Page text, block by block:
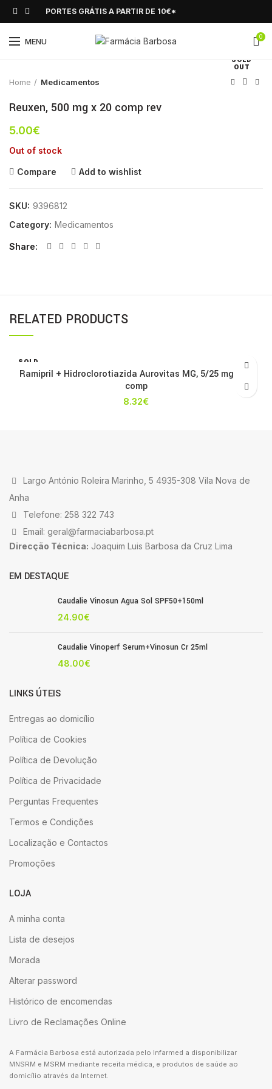
PORTES GRÁTIS A PARTIR DE 10€*
MENU 0
SOLD
OUT
Click to enlarge
Home Medicamentos
Reuxen, 500 mg x 20 comp rev
5.00€
Out of stock
Compare Add to wishlist
SKU: 9396812
Category: Medicamentos
Share
RELATED PRODUCTS
SOLD
OUT
Ramipril + Hidroclorotiazida Aurovitas MG, 5/25 mg x 56
comp
8.32€
Largo António Roleira Marinho, 5 4935-308 Vila Nova de
Anha
Telefone: 258 322 743
Email: geral@farmaciabarbosa.pt
Direcção Técnica: Joaquim Luis Barbosa da Cruz Lima
EM DESTAQUE
Caudalie Vinosun Agua Sol SPF50+150ml
24.90€
Caudalie Vinoperf Serum+Vinosun Cr 25ml
48.00€
LINKS ÚTEIS
Entregas ao domicílio
Política de Cookies
Política de Devolução
Política de Privacidade
Perguntas Frequentes
Termos e Condições
Localização e Contactos
Promoções
LOJA
A minha conta
Lista de desejos
Morada
Alterar password
Histórico de encomendas
Livro de Reclamações Online
A Farmácia Barbosa está autorizada pelo Infarmed a disponibilizar
MNSRM e MSRM mediante receita médica, e produtos de saúde ao
domicílio através da Internet.